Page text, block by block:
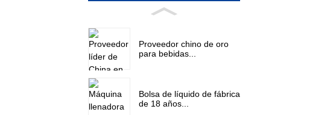
Proveedor chino de oro
para bebidas...
Bolsa de líquido de fábrica
de 18 años...